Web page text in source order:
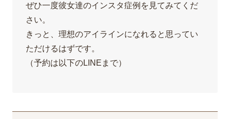
ぜひ一度彼女達のインスタ症例を見てみてくだ
さい。
きっと、理想のアイラインになれると思ってい
ただけるはずです。
（予約は以下のLINEまで）